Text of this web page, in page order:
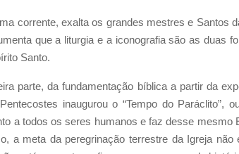
corrente, exalta os grandes mestres e Santos
que a liturgia e a iconografia são as duas
Santo.
parte, da fundamentação bíblica a partir da
inaugurou o “Tempo do
a todos os seres humanos e faz desse mesmo
a meta da peregrinação terrestre da Igreja